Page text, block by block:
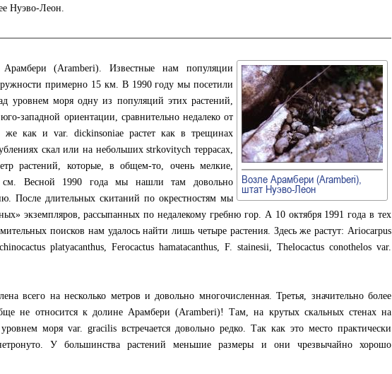
Нуэво-Леон.
Возле Арамбери (Aramberi),
штат Нуэво-Леон
(Aramberi). Известные нам популяции
примерно 15 км. В 1990 году мы посетили
уровнем моря одну из популяций этих растений,
западной ориентации, сравнительно недалеко от
как и var. dickinsoniae растет как в трещинах
скал или на небольших strkovitych террасах,
растений, которые, в общем-то, очень мелкие,
см. Весной 1990 года мы нашли там довольно
После длительных скитаний по окрестностям мы
экземпляров, рассыпанных по недалекому гребню гор. А 10 октября 1991 года в тех
поисков нам удалось найти лишь четыре растения. Здесь же растут: Ariocarpus
platyacanthus, Ferocactus hamatacanthus, F. stainesii, Thelocactus conothelos var.
всего на несколько метров и довольно многочисленная. Третья, значительно более
не относится к долине Арамбери (Aramberi)! Там, на крутых скальных стенах на
моря var. gracilis встречается довольно редко. Так как это место практически
У большинства растений меньшие размеры и они чрезвычайно хорошо